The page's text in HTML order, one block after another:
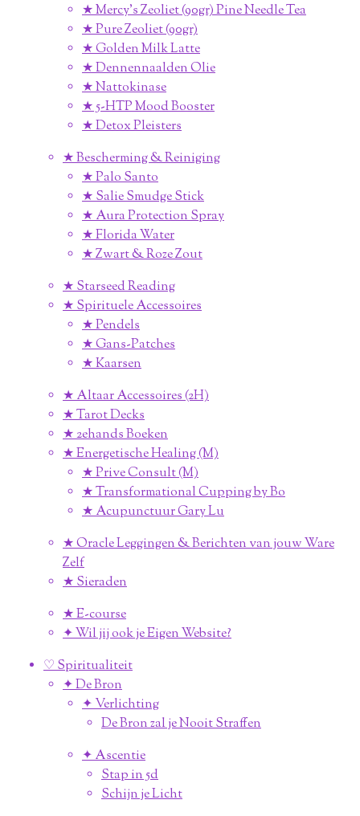
★ Mercy's Zeoliet (90gr) Pine Needle Tea
★ Pure Zeoliet (90gr)
★ Golden Milk Latte
★ Dennennaalden Olie
★ Nattokinase
★ 5-HTP Mood Booster
★ Detox Pleisters
★ Bescherming & Reiniging
★ Palo Santo
★ Salie Smudge Stick
★ Aura Protection Spray
★ Florida Water
★ Zwart & Roze Zout
★ Starseed Reading
★ Spirituele Accessoires
★ Pendels
★ Gans-Patches
★ Kaarsen
★ Altaar Accessoires (2H)
★ Tarot Decks
★ 2ehands Boeken
★ Energetische Healing (M)
★ Prive Consult (M)
★ Transformational Cupping by Bo
★ Acupunctuur Gary Lu
★ Oracle Leggingen & Berichten van jouw Ware
Zelf
★ Sieraden
★ E-course
✦ Wil jij ook je Eigen Website?
♡ Spiritualiteit
✦ De Bron
✦ Verlichting
De Bron zal je Nooit Straffen
✦ Ascentie
Stap in 5d
Schijn je Licht